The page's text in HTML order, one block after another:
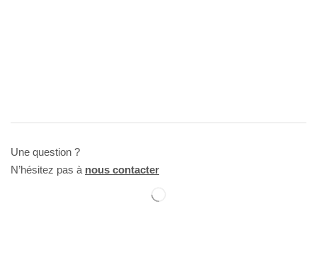
Une question ?
N’hésitez pas à nous contacter